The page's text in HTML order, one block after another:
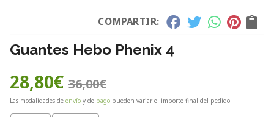
COMPARTIR:
Guantes Hebo Phenix 4
28,80€ 36,00€
Las modalidades de envío y de pago pueden variar el importe final del pedido.